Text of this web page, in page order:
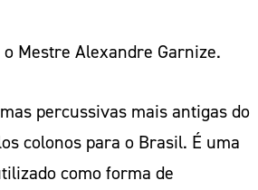
Mestre Alexandre Garnize.
percussivas mais antigas do
colonos para o Brasil. É uma
como forma de